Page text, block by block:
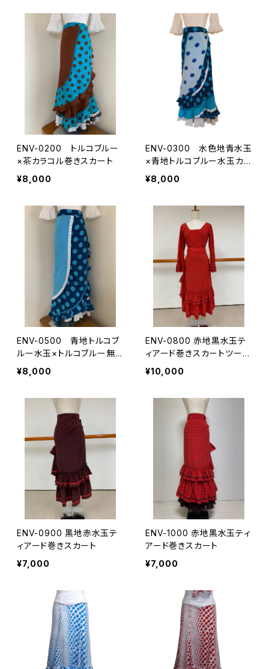
ENV-0200 トルコブルー
×茶カラコル巻きスカート
¥8,000
ENV-0300 水色地青水玉
×青地トルコブルー水玉カラ
コル巻きスカート
¥8,000
ENV-0500 青地トルコブ
ルー水玉×トルコブルー無
地カラコル巻きスカート
¥8,000
ENV-0800 赤地黒水玉テ
ィアード巻きスカートツーピ
ース
¥10,000
ENV-0900 黒地赤水玉テ
ィアード巻きスカート
¥7,000
ENV-1000 赤地黒水玉ティ
アード巻きスカート
¥7,000